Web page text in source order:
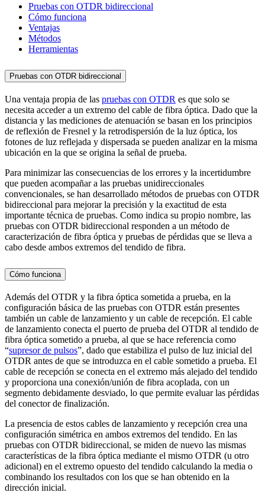
Pruebas con OTDR bidireccional
Cómo funciona
Ventajas
Métodos
Herramientas
Pruebas con OTDR bidireccional
Una ventaja propia de las pruebas con OTDR es que solo se
necesita acceder a un extremo del cable de fibra óptica. Dado que la
distancia y las mediciones de atenuación se basan en los principios
de reflexión de Fresnel y la retrodispersión de la luz óptica, los
fotones de luz reflejada y dispersada se pueden analizar en la misma
ubicación en la que se origina la señal de prueba.
Para minimizar las consecuencias de los errores y la incertidumbre
que pueden acompañar a las pruebas unidireccionales
convencionales, se han desarrollado métodos de pruebas con OTDR
bidireccional para mejorar la precisión y la exactitud de esta
importante técnica de pruebas. Como indica su propio nombre, las
pruebas con OTDR bidireccional responden a un método de
caracterización de fibra óptica y pruebas de pérdidas que se lleva a
cabo desde ambos extremos del tendido de fibra.
Cómo funciona
Además del OTDR y la fibra óptica sometida a prueba, en la
configuración básica de las pruebas con OTDR están presentes
también un cable de lanzamiento y un cable de recepción. El cable
de lanzamiento conecta el puerto de prueba del OTDR al tendido de
fibra óptica sometido a prueba, al que se hace referencia como
“supresor de pulsos”, dado que estabiliza el pulso de luz inicial del
OTDR antes de que se introduzca en el cable sometido a prueba. El
cable de recepción se conecta en el extremo más alejado del tendido
y proporciona una conexión/unión de fibra acoplada, con un
segmento debidamente desviado, lo que permite evaluar las pérdidas
del conector de finalización.
La presencia de estos cables de lanzamiento y recepción crea una
configuración simétrica en ambos extremos del tendido. En las
pruebas con OTDR bidireccional, se miden de nuevo las mismas
características de la fibra óptica mediante el mismo OTDR (u otro
adicional) en el extremo opuesto del tendido calculando la media o
combinando los resultados con los que se han obtenido en la
dirección inicial.